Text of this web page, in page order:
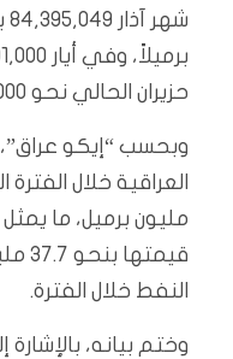
حزيران الحالي نحو 79,600,000 برميل.
وبحسب “إيكو
مليون برميل، ما
النفط خلال الفترة.
وختم بيانه،